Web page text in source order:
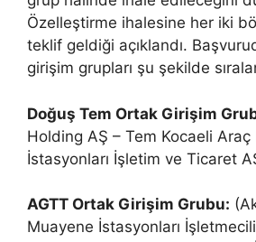
Özelleştirme ihalesine her iki
teklif geldiği açıklandı.
girişim grupları şu şekilde
Doğuş Tem Ortak Girişim
Holding AŞ – Tem Kocaeli Araç
İstasyonları İşletim ve Ticaret
AGTT Ortak Girişim Grubu:
Muayene İstasyonları